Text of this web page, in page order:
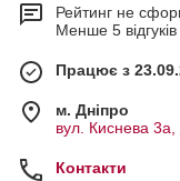
Рейтинг не
Менше 5 відгуків
Працює з
м. Дніпро
вул. Киснева 3а,
Контакти